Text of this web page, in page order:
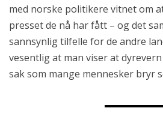
med norske politikere vitnet om
presset de nå har fått – og det
sannsynlig tilfelle for de andre
vesentlig at man viser at
sak som mange mennesker bryr